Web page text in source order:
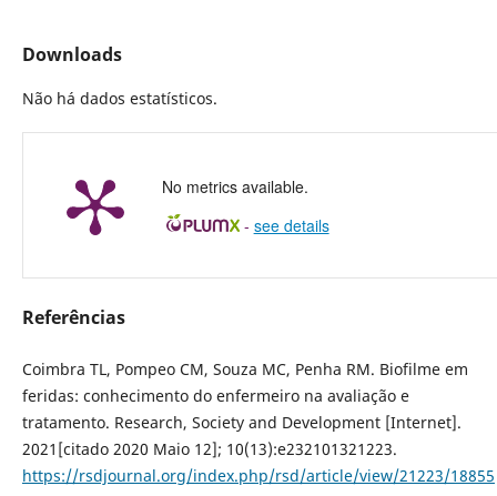
Downloads
Não há dados estatísticos.
No metrics available.
- see details
Referências
Coimbra TL, Pompeo CM, Souza MC, Penha RM. Biofilme em
feridas: conhecimento do enfermeiro na avaliação e
tratamento. Research, Society and Development [Internet].
2021[citado 2020 Maio 12]; 10(13):e232101321223.
https://rsdjournal.org/index.php/rsd/article/view/21223/18855